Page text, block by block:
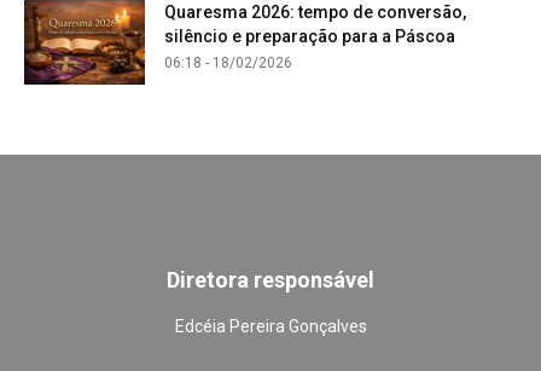
Quaresma 2026: tempo de conversão,
silêncio e preparação para a Páscoa
06:18 - 18/02/2026
Diretora responsável
Edcéia Pereira Gonçalves